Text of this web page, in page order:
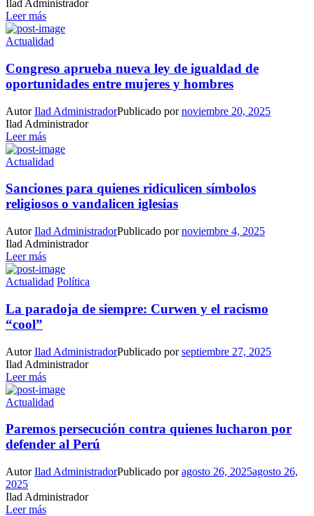
Ilad Administrador
Leer más
Actualidad
Congreso aprueba nueva ley de igualdad de
oportunidades entre mujeres y hombres
AutorIlad AdministradorPublicado pornoviembre 20, 2025
Ilad Administrador
Leer más
Actualidad
Sanciones para quienes ridiculicen símbolos
religiosos o vandalicen iglesias
AutorIlad AdministradorPublicado pornoviembre 4, 2025
Ilad Administrador
Leer más
Actualidad Política
La paradoja de siempre: Curwen y el racismo
“cool”
AutorIlad AdministradorPublicado porseptiembre 27, 2025
Ilad Administrador
Leer más
Actualidad
Paremos persecución contra quienes lucharon por
defender al Perú
AutorIlad AdministradorPublicado poragosto 26, 2025agosto 26,
2025
Ilad Administrador
Leer más